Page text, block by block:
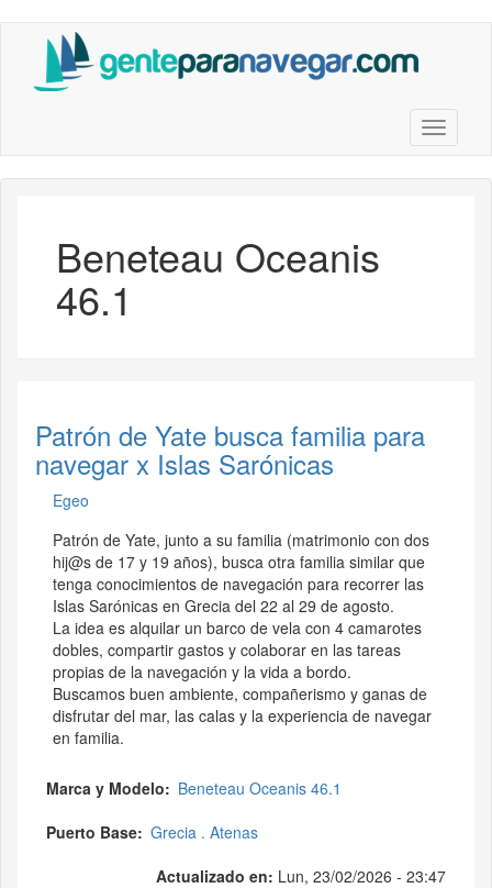
contenido
Toggle
Beneteau Oceanis
46.1
Patrón de Yate busca familia para
navegar x Islas Sarónicas
Egeo
Patrón de Yate, junto a su familia (matrimonio con dos
hij@s de 17 y 19 años), busca otra familia similar que
tenga conocimientos de navegación para recorrer las
Islas Sarónicas en Grecia del 22 al 29 de agosto.
La idea es alquilar un barco de vela con 4 camarotes
dobles, compartir gastos y colaborar en las tareas
propias de la navegación y la vida a bordo.
Buscamos buen ambiente, compañerismo y ganas de
disfrutar del mar, las calas y la experiencia de navegar
en familia.
Marca y Modelo
Beneteau Oceanis 46.1
Puerto Base Grecia . Atenas
Actualizado en: Lun, 23/02/2026 - 23:47